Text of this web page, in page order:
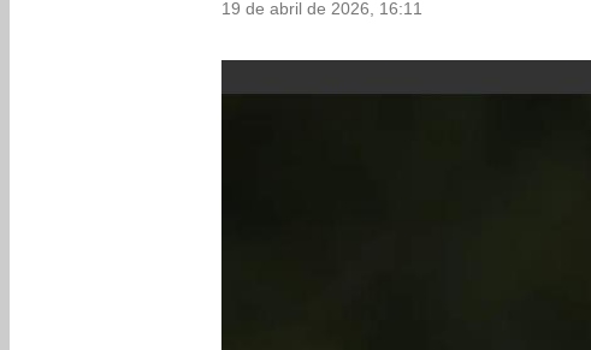
19 de abril de 2026, 16:11